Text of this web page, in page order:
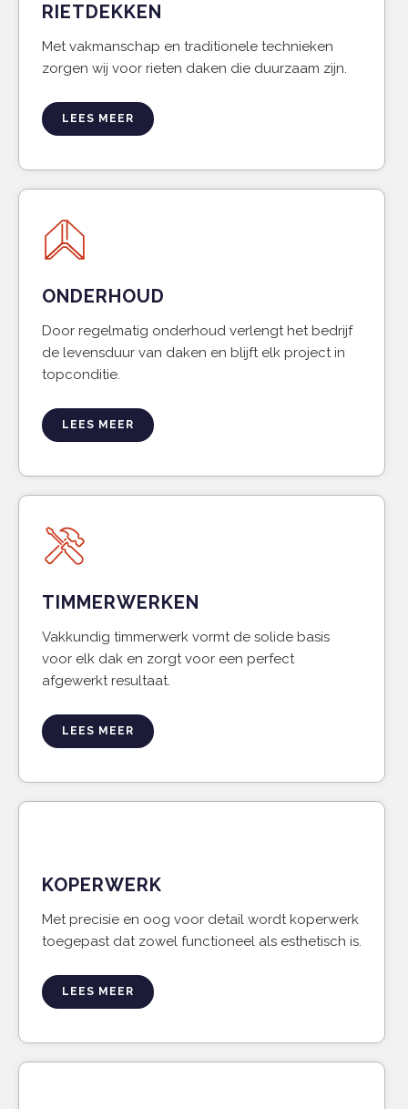
RIETDEKKEN
Met vakmanschap en traditionele technieken
zorgen wij voor rieten daken die duurzaam zijn.
LEES MEER
ONDERHOUD
Door regelmatig onderhoud verlengt het bedrijf
de levensduur van daken en blijft elk project in
topconditie.
LEES MEER
TIMMERWERKEN
Vakkundig timmerwerk vormt de solide basis
voor elk dak en zorgt voor een perfect
afgewerkt resultaat.
LEES MEER
KOPERWERK
Met precisie en oog voor detail wordt koperwerk
toegepast dat zowel functioneel als esthetisch is.
LEES MEER